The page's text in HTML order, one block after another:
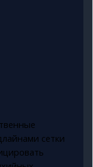
сетки